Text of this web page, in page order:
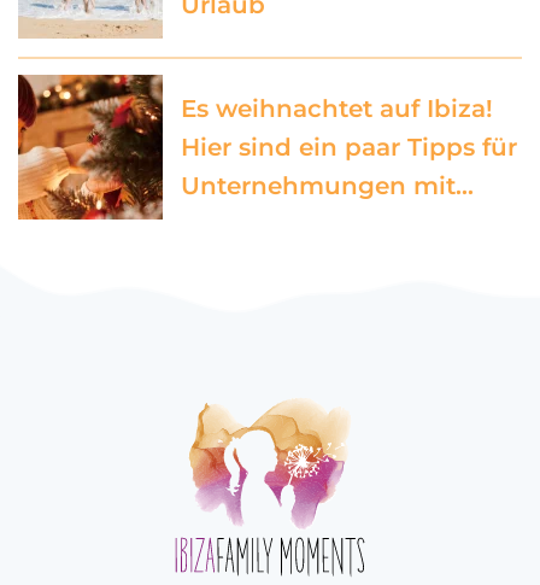
Es weihnachtet auf Ibiza!
Hier sind ein paar Tipps für
Unternehmungen mit…